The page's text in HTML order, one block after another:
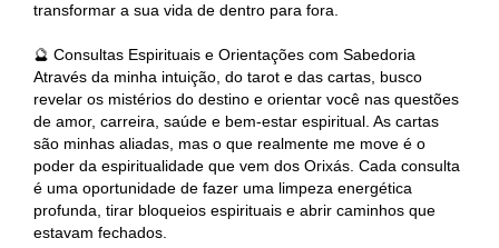
transformar a sua vida de dentro para fora.
🔮 Consultas Espirituais e Orientações com Sabedoria
Através da minha intuição, do tarot e das cartas, busco
revelar os mistérios do destino e orientar você nas questões
de amor, carreira, saúde e bem-estar espiritual. As cartas
são minhas aliadas, mas o que realmente me move é o
poder da espiritualidade que vem dos Orixás. Cada consulta
é uma oportunidade de fazer uma limpeza energética
profunda, tirar bloqueios espirituais e abrir caminhos que
estavam fechados.